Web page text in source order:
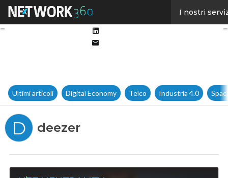
I nostri
Ultimi articoli Digital Economy Telco Industria 4.0
D deezer